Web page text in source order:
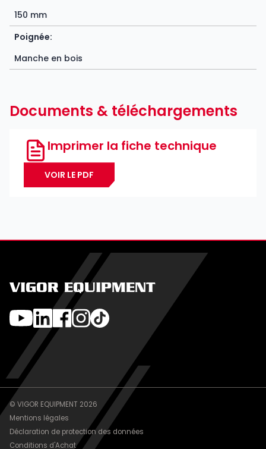
150 mm
Poignée:
Manche en bois
Documents & téléchargements
Imprimer la fiche technique
VOIR LE PDF
VIGOR EQUIPMENT
© VIGOR EQUIPMENT 2026
Mentions légales
Déclaration de protection des données
Conditions d'Achat